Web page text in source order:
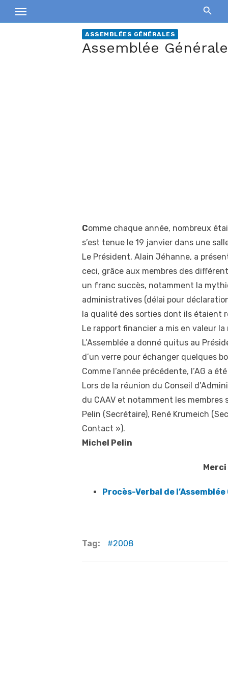
to
ASSEMBLÉES GÉNÉRALES
Assemblée
Comme chaque année, nombreux
s’est tenue le 19 janvier dans une
Le Président, Alain Jéhanne, a
ceci, grâce aux membres des
un franc succès, notamment la
administratives (délai pour
la qualité des sorties dont ils étaient
Le rapport financier a mis en valeur
L’Assemblée a donné quitus au
d’un verre pour échanger quelques
Comme l’année précédente, l’AG a
Lors de la réunion du Conseil
du CAAV et notamment les membres
Pelin (Secrétaire), René Krumeich
Contact »).
Michel Pelin
Procès-Verbal de
Tag: 2008